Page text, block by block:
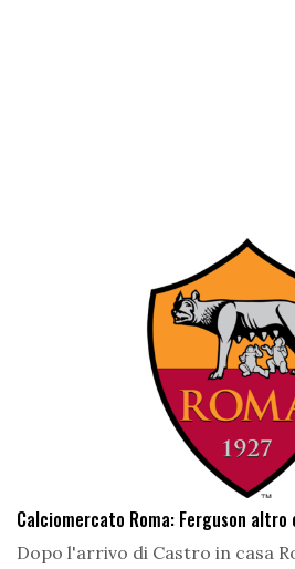
Calciomercato Roma: Ferguson altro
Dopo l'arrivo di Castro in casa